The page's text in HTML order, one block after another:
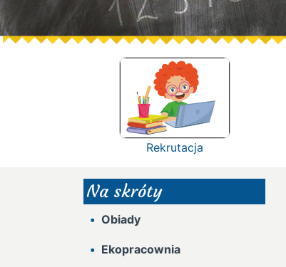
Rekrutacja
Na skróty
Obiady
Ekopracownia